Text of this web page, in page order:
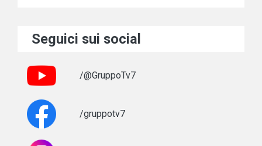
Seguici sui social
/@GruppoTv7
/gruppotv7